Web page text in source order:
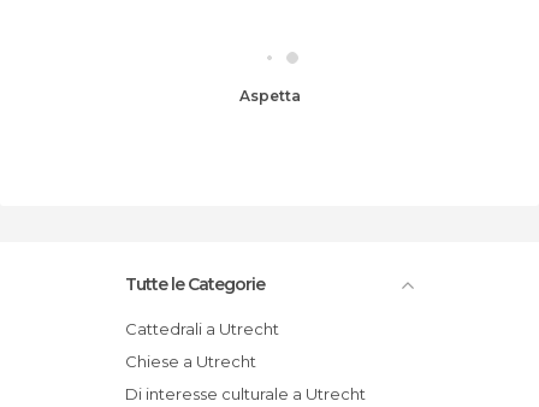
Aspetta
Tutte le Categorie
Cattedrali a Utrecht
Chiese a Utrecht
Di interesse culturale a Utrecht